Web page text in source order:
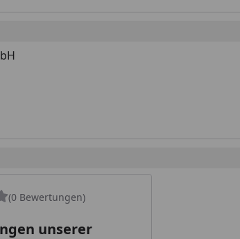
(0 Bewertungen)
unserer